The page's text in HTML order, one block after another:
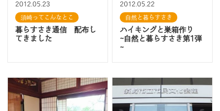
2012.05.23
須崎ってこんなとこ
暮らすさき通信 配布し
てきました
2012.05.22
自然と暮らすさき
ハイキングと巣箱作り
~自然と暮らすさき第1弾
~